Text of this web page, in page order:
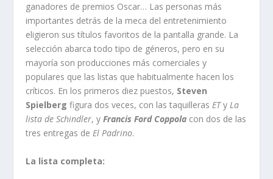
ganadores de premios Oscar… Las personas más
importantes detrás de la meca del entretenimiento
eligieron sus títulos favoritos de la pantalla grande. La
selección abarca todo tipo de géneros, pero en su
mayoría son producciones más comerciales y
populares que las listas que habitualmente hacen los
críticos. En los primeros diez puestos, Steven
Spielberg figura dos veces, con las taquillerasETyLa
lista de Schindler, yFrancis Ford Coppola con dos de las
tres entregas deEl Padrino.
La lista completa: